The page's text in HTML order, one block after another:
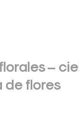
–
de flores